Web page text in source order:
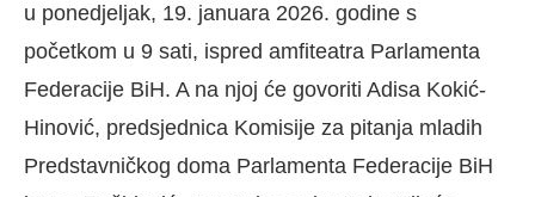
u ponedjeljak, 19. januara 2026. godine s
početkom u 9 sati, ispred amfiteatra Parlamenta
Federacije BiH. A na njoj će govoriti Adisa Kokić-
Hinović, predsjednica Komisije za pitanja mladih
Predstavničkog doma Parlamenta Federacije BiH